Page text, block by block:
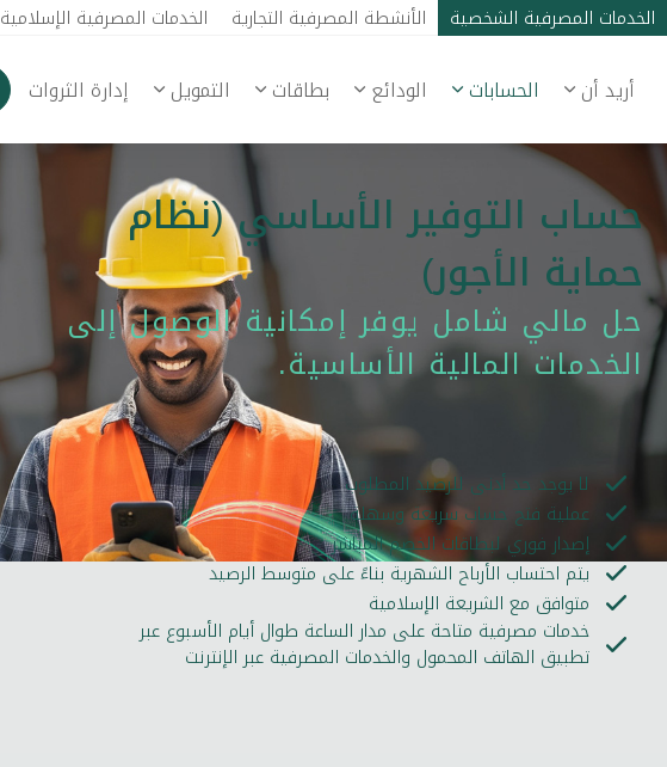
الخدمات المصرفية الشخصية الأنشطة المصرفية التجارية الخدمات المصرفية الإسلامية
أريد أن الحسابات الودائع بطاقات التمويل إدارة الثروات
حساب التوفير الأساسي (نظام
حماية الأجور)
حل مالي شامل يوفر إمكانية الوصول إلى
الخدمات المالية الأساسية.
لا يوجد حد أدنى للرصيد المطلوب
عملية فتح حساب سريعة وسهلة
إصدار فوري لبطاقات الخصم المباشر
يتم احتساب الأرباح الشهرية بناءً على متوسط الرصيد
متوافق مع الشريعة الإسلامية
خدمات مصرفية متاحة على مدار الساعة طوال أيام الأسبوع عبر
تطبيق الهاتف المحمول والخدمات المصرفية عبر الإنترنت